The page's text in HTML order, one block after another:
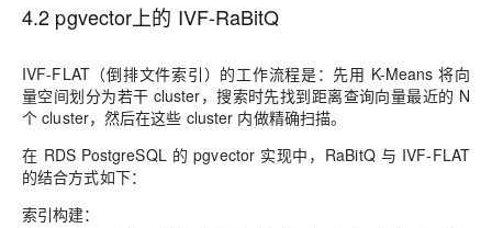
4.2 pgvector上的 IVF-RaBitQ
IVF-FLAT（倒排文件索引）的工作流程是：先用 K-Means 将向
量空间划分为若干 cluster，搜索时先找到距离查询向量最近的 N
个 cluster，然后在这些 cluster 内做精确扫描。
在 RDS PostgreSQL 的 pgvector 实现中，RaBitQ 与 IVF-FLAT
的结合方式如下：
索引构建：